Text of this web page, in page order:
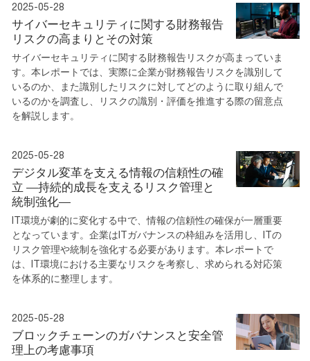
2025-05-28
サイバーセキュリティに関する財務報告
リスクの高まりとその対策
サイバーセキュリティに関する財務報告リスクが高まっていま
す。本レポートでは、実際に企業が財務報告リスクを識別して
いるのか、また識別したリスクに対してどのように取り組んで
いるのかを調査し、リスクの識別・評価を推進する際の留意点
を解説します。
2025-05-28
デジタル変革を支える情報の信頼性の確
立 ―持続的成長を支えるリスク管理と
統制強化―
IT環境が劇的に変化する中で、情報の信頼性の確保が一層重要
となっています。企業はITガバナンスの枠組みを活用し、ITの
リスク管理や統制を強化する必要があります。本レポートで
は、IT環境における主要なリスクを考察し、求められる対応策
を体系的に整理します。
2025-05-28
ブロックチェーンのガバナンスと安全管
理上の考慮事項